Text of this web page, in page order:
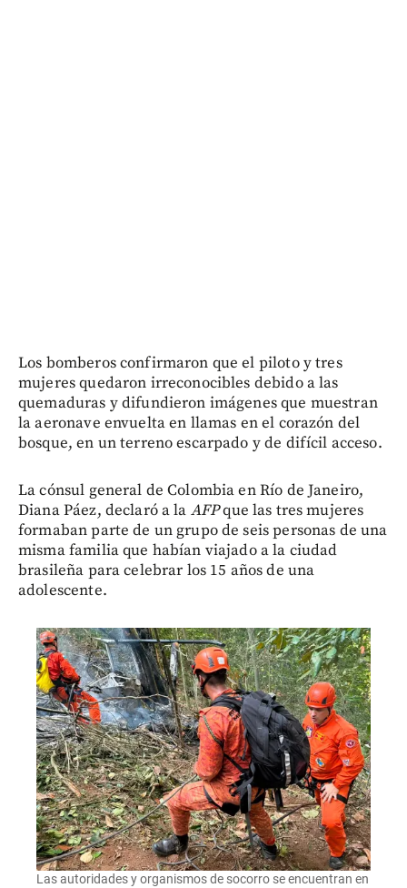
Los bomberos confirmaron que el piloto y tres
mujeres quedaron irreconocibles debido a las
quemaduras y difundieron imágenes que muestran
la aeronave envuelta en llamas en el corazón del
bosque, en un terreno escarpado y de difícil acceso.
La cónsul general de Colombia en Río de Janeiro,
Diana Páez, declaró a la AFPque las tres mujeres
formaban parte de un grupo de seis personas de una
misma familia que habían viajado a la ciudad
brasileña para celebrar los 15 años de una
adolescente.
Las autoridades y organismos de socorro se encuentran en